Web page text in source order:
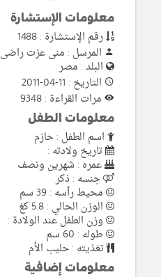
معلومات الإستشارة
رقم الإستشارة : 1488
المرسل : منى عزت راضى
البلد : مصر
التاريخ : 11-04-2011
مرات القراءة : 9348
معلومات الطفل
اسم الطفل : حازم
تاريخ ولادته :
عمره : شهرين ونصف
جنسه : ذكر
محيط رأسه : 39 سم
الوزن الحالي : 5.8 كغ
وزن الطفل عند الولادة :
طوله : 60 سم
تغذيته : حليب الأم
معلومات إضافية